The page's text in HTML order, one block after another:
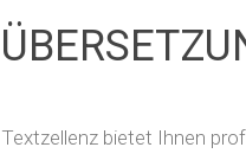
Textzellenz bietet Ihnen